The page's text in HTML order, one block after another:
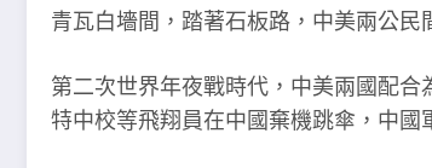
青瓦白墻間，踏著石板路，中美兩公
第二次世界年夜戰時代，中美兩國配
特中校等飛翔員在中國棄機跳傘，中